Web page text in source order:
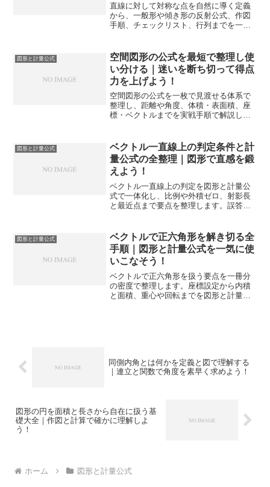
直線に対して対称な点を自然に導く定義
から、一般形や傾き形の反射公式、作図
手順、チェックリスト、行列までを一気
図形と計量公式
空間図形の公式を最短で整理し使
い分ける｜迷いを断ち切って得点
力を上げよう！
空間図形の公式を一枚で見渡せる体系で
整理し、距離や角度、体積・表面積、座
標・ベクトルまでを実戦手順で解説しま
図形と計量公式
ベクトル一直線上の判定条件と計
量公式の全整理｜図形で直感を鍛
えよう！
ベクトル一直線上の判定を図形と計量公
式で一体化し、比例や外積ゼロ、射影長
と最近点まで要点を整理します。誤答パ
図形と計量公式
ベクトルで正六角形を解き切る全
手順｜図形と計量公式を一気に使
いこなそう！
ベクトルで正六角形を扱う要点を一冊分
の密度で整理します。座標設定から内積
と面積、重心や回転までを図形と計量公
同側内角とは何かを定義と図で理解する
｜連立と関数で角度を素早く求めよう！
図形の円を面積と長さから自在に扱う基
礎大全｜作図と計算で確かに理解しよ
う！
ホーム 図形と計量公式